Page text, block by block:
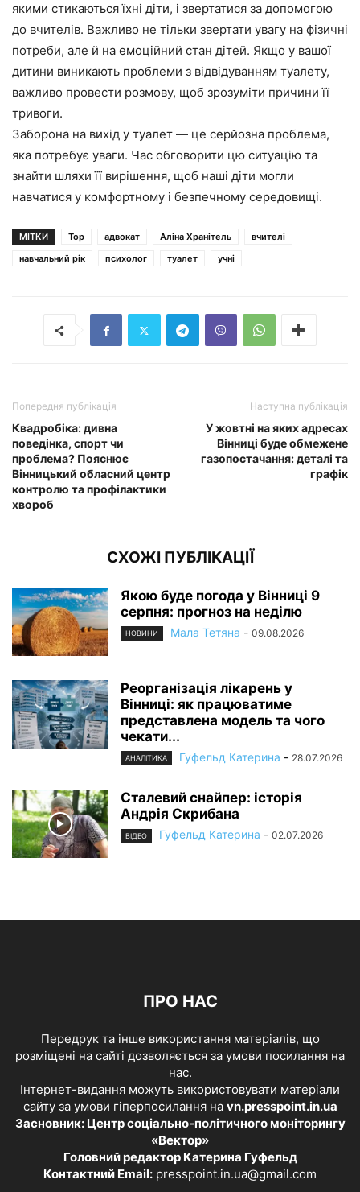
якими стикаються їхні діти, і звертатися за допомогою
до вчителів. Важливо не тільки звертати увагу на фізичні
потреби, але й на емоційний стан дітей. Якщо у вашої
дитини виникають проблеми з відвідуванням туалету,
важливо провести розмову, щоб зрозуміти причини її
тривоги.
Заборона на вихід у туалет — це серйозна проблема,
яка потребує уваги. Час обговорити цю ситуацію та
знайти шляхи її вирішення, щоб наші діти могли
навчатися у комфортному і безпечному середовищі.
МІТКИ Top адвокат Аліна Хранітель
вчителі
навчальний рік
психолог туалет учні
Попередня публікація
Квадробіка: дивна
поведінка, спорт чи
проблема? Пояснює
Вінницький обласний центр
контролю та профілактики
хвороб
Наступна публікація
У жовтні на яких адресах
Вінниці буде обмежене
газопостачання: деталі та
графік
СХОЖІ ПУБЛІКАЦІЇ
Якою буде погода у Вінниці 9
серпня: прогноз на неділю
НОВИНИ Мала Тетяна - 09.08.2026
Реорганізація лікарень у
Вінниці: як працюватиме
представлена модель та чого
чекати...
АНАЛІТИКА Гуфельд Катерина - 28.07.2026
Сталевий снайпер: історія
Андрія Скрибана
ВІДЕО Гуфельд Катерина - 02.07.2026
ПРО НАС
Передрук та інше використання матеріалів, що
розміщені на сайті дозволяється за умови посилання на
нас.
Інтернет-видання можуть використовувати матеріали
сайту за умови гіперпосилання на vn.presspoint.in.ua
Засновник: Центр соціально-політичного моніторингу
«Вектор»
Головний редактор Катерина Гуфельд
Контактний Email: presspoint.in.ua@gmail.com